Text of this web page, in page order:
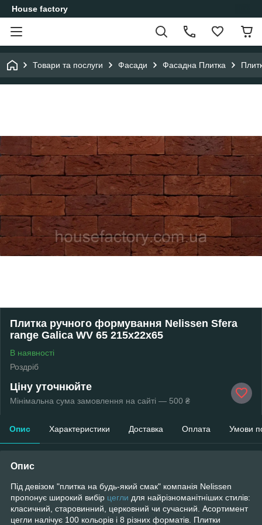
House factory
Товари та послуги Фасади Фасадна Плитка
Плитка ручного формування Nelissen Sfera
range Galica WV 65 215х22х65
В наявності
Роздріб
Ціну уточнюйте
Мінімальна сума замовлення на сайті — 500 ₴
Опис Характеристики Доставка Оплата Умови
Опис
Під девізом "плитка на будь-який смак" компанія Nelissen
пропонує широкий вибір цегли для найрізноманітніших стилів:
класичний, старовинний, церковний чи сучасний. Асортимент
цегли налічує 100 кольорів і 8 різних форматів. Плитки